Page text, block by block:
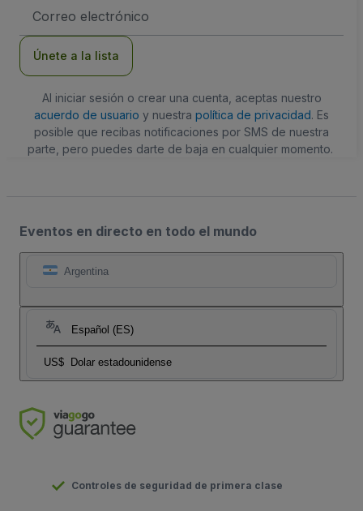
de
Únete a la lista
Al iniciar sesión o crear una cuenta, aceptas nuestro
acuerdo de usuario y nuestra política de privacidad. Es
posible que recibas notificaciones por SMS de nuestra
parte, pero puedes darte de baja en cualquier momento.
Eventos en directo en todo el mundo
Argentina
Español (ES)
US$ Dolar estadounidense
Controles de seguridad de primera clase